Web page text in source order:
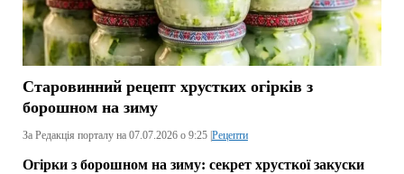
Старовинний рецепт хрустких огірків з
борошном на зиму
За Редакція порталу на 07.07.2026 о 9:25 | Рецепти
Огірки з борошном на зиму: секрет хрусткої закуски